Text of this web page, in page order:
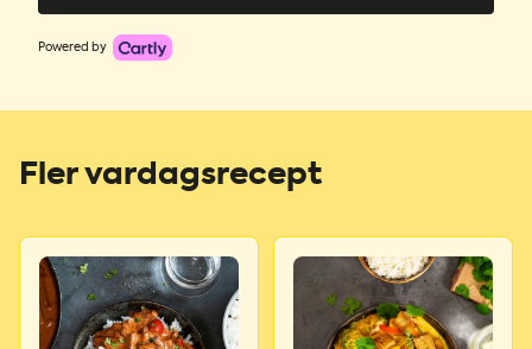
Powered by
Fler vardagsrecept